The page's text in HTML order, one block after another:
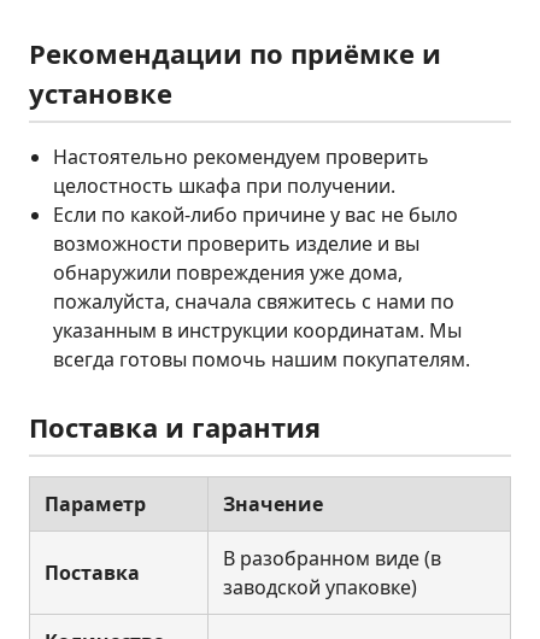
Рекомендации по приёмке и
установке
Настоятельно рекомендуем проверить
целостность шкафа при получении.
Если по какой-либо причине у вас не было
возможности проверить изделие и вы
обнаружили повреждения уже дома,
пожалуйста, сначала свяжитесь с нами по
указанным в инструкции координатам. Мы
всегда готовы помочь нашим покупателям.
Поставка и гарантия
Параметр Значение
Поставка
В разобранном виде (в
заводской упаковке)